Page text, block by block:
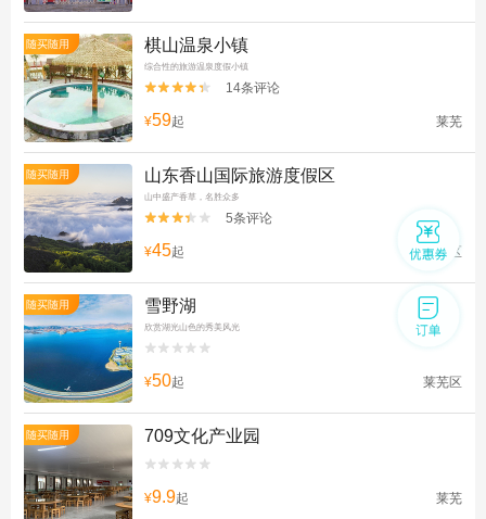
随买随用 棋山温泉小镇
综合性的旅游温泉度假小镇

 14条评论
¥59起 莱芜
随买随用 山东香山国际旅游度假区
山中盛产香草，名胜众多

 5条评论
¥45起 莱城区
随买随用 雪野湖
欣赏湖光山色的秀美风光


¥50起 莱芜区
随买随用 709文化产业园


¥9.9起 莱芜